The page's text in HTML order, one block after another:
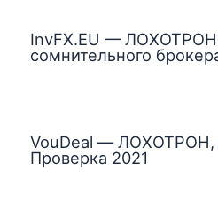
InvFX.EU —
сомнительного
VouDeal — ЛОХОТРОН,
Проверка 2021